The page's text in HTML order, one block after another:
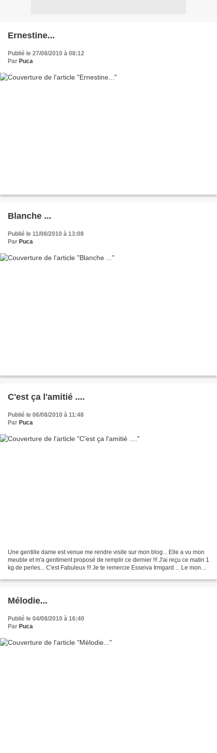
Ernestine...
Publié le 27/08/2010 à 08:12
Par Puca
Blanche ...
Publié le 11/08/2010 à 13:08
Par Puca
C'est ça l'amitié ....
Publié le 06/08/2010 à 11:48
Par Puca
Une gentille dame est venue me rendre visite sur mon blog... Elle a vu mon
meuble et m'a gentiment proposé de remplir ce dernier !!! J'ai reçu ce matin 1
kg de perles... C'est Fabuleux !!! Je te remercie Esseiva Irmgard ... Le monde
Mélodie...
Publié le 04/08/2010 à 16:40
Par Puca